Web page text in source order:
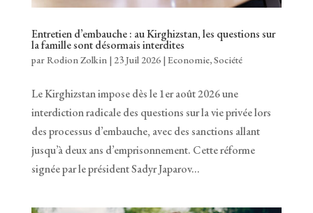
Entretien d’embauche : au Kirghizstan, les questions sur
la famille sont désormais interdites
parRodion Zolkin| 23 Juil 2026| Economie,Société
Le Kirghizstan impose dès le 1er août 2026 une
interdiction radicale des questions sur la vie privée lors
des processus d’embauche, avec des sanctions allant
jusqu’à deux ans d’emprisonnement. Cette réforme
signée par le président Sadyr Japarov...